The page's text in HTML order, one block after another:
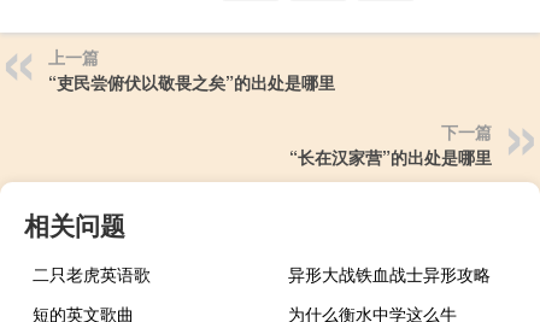
上一篇
“吏民尝俯伏以敬畏之矣”的出处是哪里
下一篇
“长在汉家营”的出处是哪里
相关问题
二只老虎英语歌
异形大战铁血战士异形攻略
短的英文歌曲
为什么衡水中学这么牛